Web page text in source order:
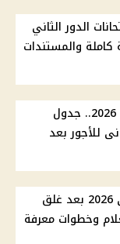
الدور الثاني
كاملة والمستندات
موعد صرف مرتبات أغسطس 2026.. جدول
للأجور بعد
نتيجة تنسيق المرحلة الاولى 2026 بعد غلق
وخطوات معرفة